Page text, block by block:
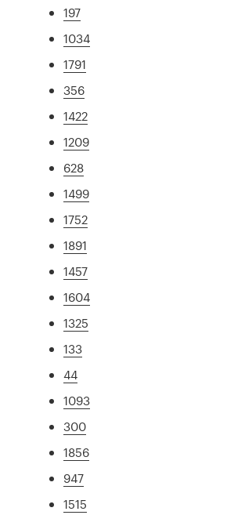
197
1034
1791
356
1422
1209
628
1499
1752
1891
1457
1604
1325
133
44
1093
300
1856
947
1515